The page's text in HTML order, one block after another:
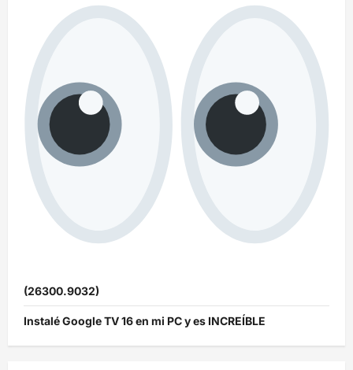
(26300.9032)
Instalé Google TV 16 en mi PC y es INCREÍBLE